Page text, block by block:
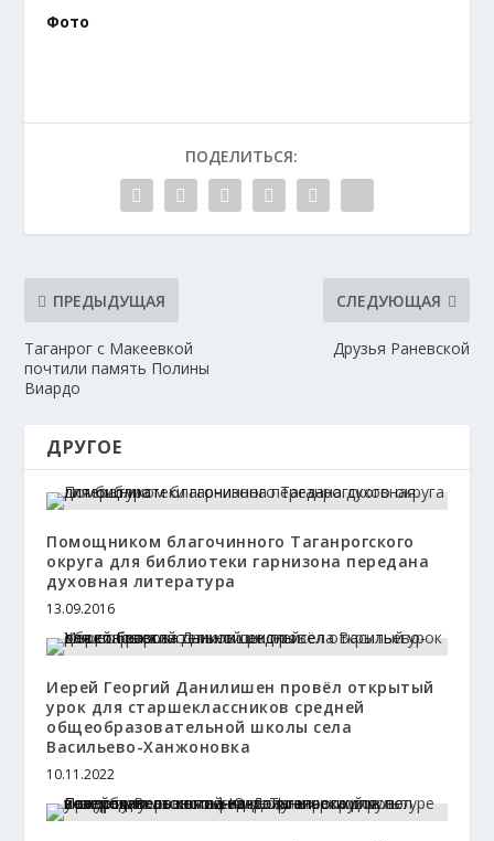
Фото
ПОДЕЛИТЬСЯ:
ПРЕДЫДУЩАЯ
Таганрог с Макеевкой
почтили память Полины
Виардо
СЛЕДУЮЩАЯ
Друзья Раневской
ДРУГОЕ
Помощником благочинного Таганрогского
округа для библиотеки гарнизона передана
духовная литература
13.09.2016
Иерей Георгий Данилишен провёл открытый
урок для старшеклассников средней
общеобразовательной школы села
Васильево-Ханжоновка
10.11.2022